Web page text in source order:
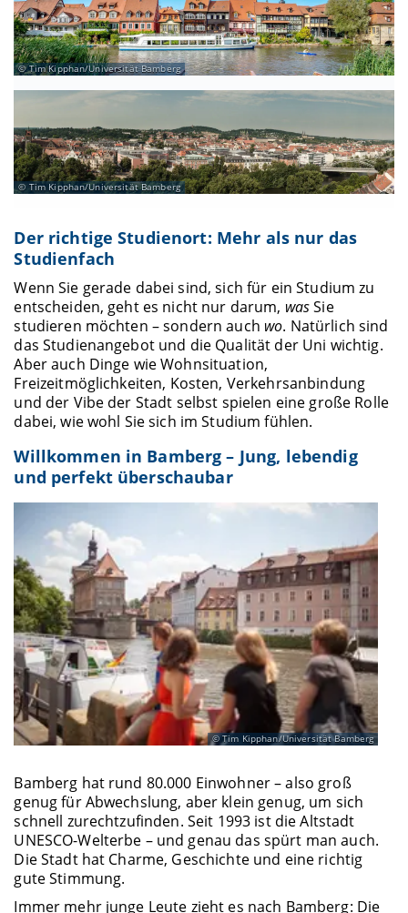
Tim Kipphan/Universität Bamberg
Tim Kipphan/Universität Bamberg
Der richtige Studienort: Mehr als nur das
Studienfach
Wenn Sie gerade dabei sind, sich für ein Studium zu
entscheiden, geht es nicht nur darum, wasSie
studieren möchten – sondern auch wo. Natürlich sind
das Studienangebot und die Qualität der Uni wichtig.
Aber auch Dinge wie Wohnsituation,
Freizeitmöglichkeiten, Kosten, Verkehrsanbindung
und der Vibe der Stadt selbst spielen eine große Rolle
dabei, wie wohl Sie sich im Studium fühlen.
Willkommen in Bamberg – Jung, lebendig
und perfekt überschaubar
Tim Kipphan/Universität Bamberg
Bamberg hat rund 80.000 Einwohner – also groß
genug für Abwechslung, aber klein genug, um sich
schnell zurechtzufinden. Seit 1993 ist die Altstadt
UNESCO-Welterbe – und genau das spürt man auch.
Die Stadt hat Charme, Geschichte und eine richtig
gute Stimmung.
Immer mehr junge Leute zieht es nach Bamberg: Die